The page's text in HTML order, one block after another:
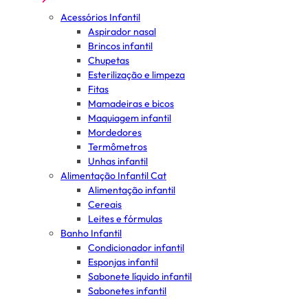
Acessórios Infantil
Aspirador nasal
Brincos infantil
Chupetas
Esterilização e limpeza
Fitas
Mamadeiras e bicos
Maquiagem infantil
Mordedores
Termômetros
Unhas infantil
Alimentação Infantil Cat
Alimentação infantil
Cereais
Leites e fórmulas
Banho Infantil
Condicionador infantil
Esponjas infantil
Sabonete líquido infantil
Sabonetes infantil